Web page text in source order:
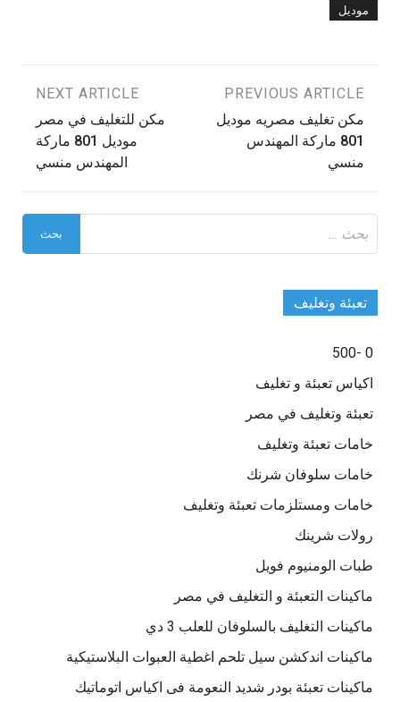
موديل
تصفّح
المقالات
PREVIOUS ARTICLE
مكن تغليف مصريه موديل
801 ماركة المهندس
منسي
NEXT ARTICLE
مكن للتغليف في مصر
موديل 801 ماركة
المهندس منسي
عن:
تعبئة وتغليف
0 -500
اكياس تعبئة و تغليف
تعبئة وتغليف في مصر
خامات تعبئة وتغليف
خامات سلوفان شرنك
خامات ومستلزمات تعبئة وتغليف
رولات شرينك
طبات الومنيوم فويل
ماكينات التعبئة و التغليف في مصر
ماكينات التغليف بالسلوفان للعلب 3 دي
ماكينات اندكشن سيل تلحم اغطية العبوات البلاستيكية
ماكينات تعبئة بودر شديد النعومة فى اكياس اتوماتيك